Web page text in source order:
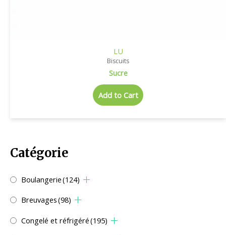
Catégorie
Boulangerie(124)
Breuvages(98)
Congelé et réfrigéré(195)
LU
Biscuits
Sucre
Add to Cart